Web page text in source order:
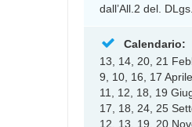
dall’All.2 del.
Calendario:
13, 14, 20, 21
9, 10, 16, 17
11, 12, 18, 19
17, 18, 24, 25
12, 13, 19, 20